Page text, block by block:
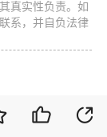
真实性负责。如
系，并自负法律